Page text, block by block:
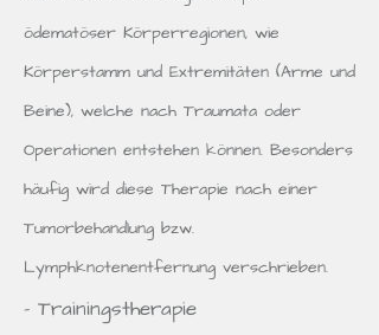
ödematöser Körperregionen, wie
Körperstamm und Extremitäten (Arme und
Beine), welche nach Traumata oder
Operationen entstehen können. Besonders
häufig wird diese Therapie nach einer
Tumorbehandlung bzw.
Lymphknotenentfernung verschrieben.
- Trainingstherapie